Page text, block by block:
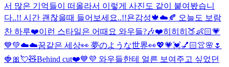
서 많은 기억들이 떠올라서 이렇게 사진도 같이 붙여봤습니
다..!! 시간 괜찮을때 들어보세요..!!욘감성🍁☁️🍂 오늘도 보람
찬 하루❤️이런 스타일은 어때요 와우들?🎶❤️히히히🍑👶🏻💗
💙💚☁️☁️꿈같은 세상👀 夢のような世界👀💖💗💓💅🏻👚🌸🌷
🍓🎀💘🧸Behind cut❤️💙💜 와우들한테 얼른 보여주고 싶었던